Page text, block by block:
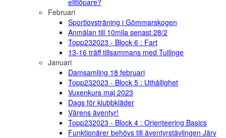
Februari
Sportlovsträning i Gömmarskogen
Anmälan till 10mila senast 28/2
Topp232023 - Block 6 : Fart
13-16 träff tillsammans med Tullinge
Januari
Damsamling 18 februari
Topp232023 - Block 5 : Uthållighet
Vuxenkurs maj 2023
Dags för klubbkläder
Vårens äventyr!
Topp232023 - Block 4 : Orienteering Basics
Funktionärer behövs till äventyrstävlingen Järv